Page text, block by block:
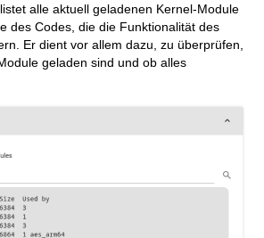
alle aktuell geladenen Kernel-Module
des Codes, die die Funktionalität des
Er dient vor allem dazu, zu überprüfen,
geladen sind und ob alles